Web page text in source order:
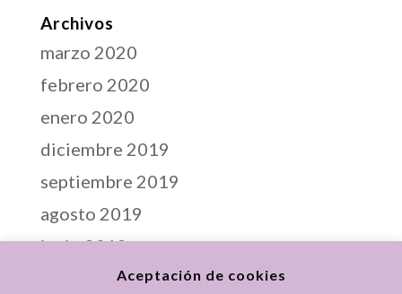
Archivos
marzo 2020
febrero 2020
enero 2020
diciembre 2019
septiembre 2019
agosto 2019
junio 2019
abril 2019Aceptación de cookies